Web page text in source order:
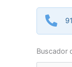
Buscador